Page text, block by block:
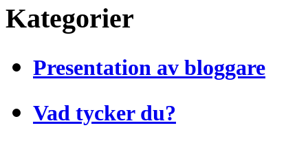
Kategorier
Presentation av bloggare
Vad tycker du?